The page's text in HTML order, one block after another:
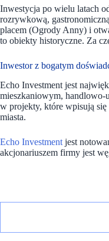
Inwestycja po wielu latach
rozrywkową,
placem (Ogrody Anny) i
to obiekty historyczne. Za
Inwestor z bogatym
Echo Investment jest
mieszkaniowym, handlowo-
w projekty, które wpisują
miasta.
Echo Investment jest
akcjonariuszem firmy jest